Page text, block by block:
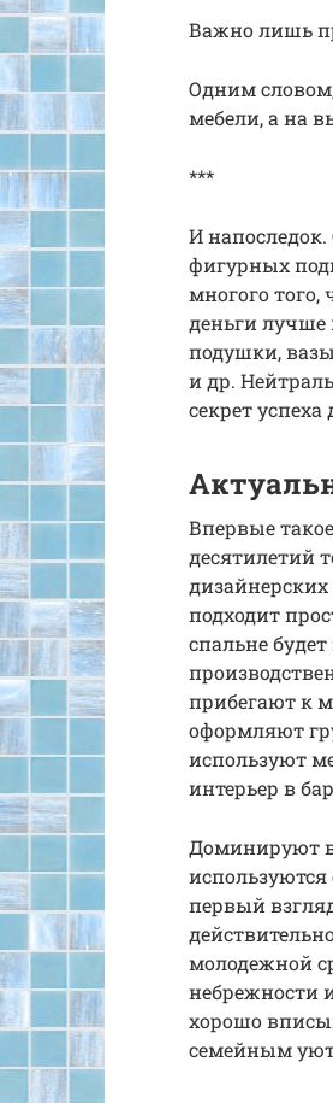
Важно лишь
Одним
мебели, а на
***
И
фигурных
многого
деньги лучше
подушки,
и др.
секрет
Впервые
десятилетий
подходит
спальне
прибегают к
оформляют
используют
интерьер в
Доминируют в
первый
молодежной
небрежности
хорошо
семейным